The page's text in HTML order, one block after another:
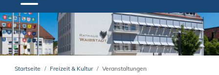
Startseite Freizeit & Kultur Veranstaltungen